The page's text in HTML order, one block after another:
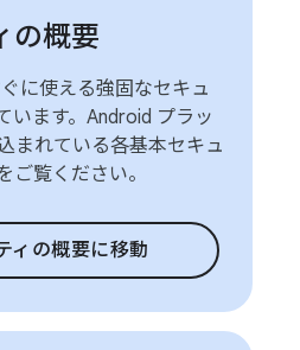
の概要
に使える強固なセキュ
います。Android プラッ
まれている各基本セキュ
ご覧ください。
ィの概要に移動